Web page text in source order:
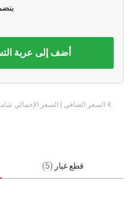
أضف إلى عربة
* السعر الصافي | السعر الإجمالي شامل 19% ضريبة القيمة ‏1,024.58 €
قطع غيار (
5
)